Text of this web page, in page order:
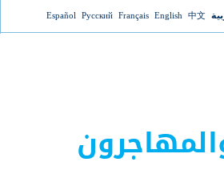
Jump to navigation
中文
English
Français
Русский
Español